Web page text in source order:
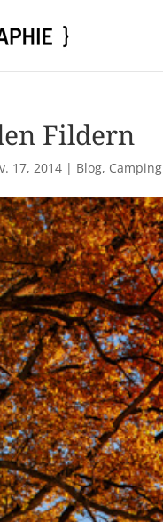
Fildern
17, 2014 | Blog, Camping